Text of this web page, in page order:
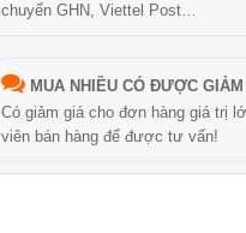
chuyển GHN, Viettel Post…
MUA NHIỀU CÓ ĐƯỢC
Có giảm giá cho đơn hàng giá trị
viên bán hàng để được tư vấn!